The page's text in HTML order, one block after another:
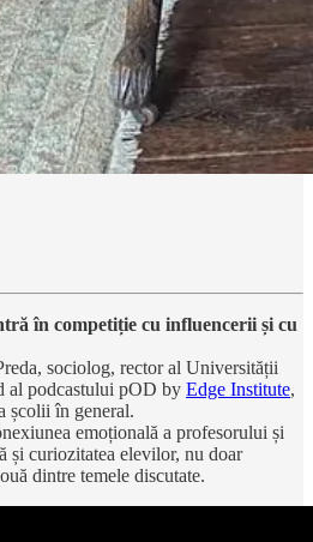
în competiție cu influencerii și cu
sociolog, rector al Universității
al podcastului pOD by Edge Institute,
școlii în general.
emoțională a profesorului și
și curiozitatea elevilor, nu doar
dintre temele discutate.